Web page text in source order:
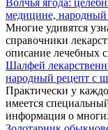
медицине, народный
Многие удивятся
справочники
описание лечебных
Шалфей
народный рецепт с
Практически у
имеется
информация о